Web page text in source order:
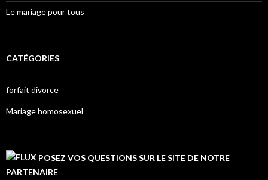
Le mariage pour tous
CATÉGORIES
forfait divorce
Mariage homosexuel
POSEZ VOS QUESTIONS SUR LE SITE DE NOTRE
PARTENAIRE